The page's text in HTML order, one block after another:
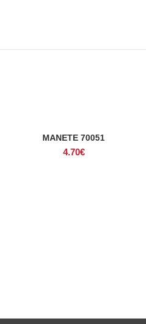
ADICIONAR
MANETE 70051
4.70€